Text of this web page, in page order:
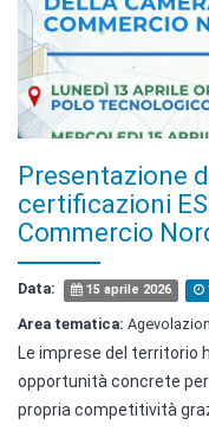
Presentazione
certificazioni
Commercio
Data: 15 aprile 2026
Area tematica:
Le imprese del territorio
opportunità concrete
propria competitività